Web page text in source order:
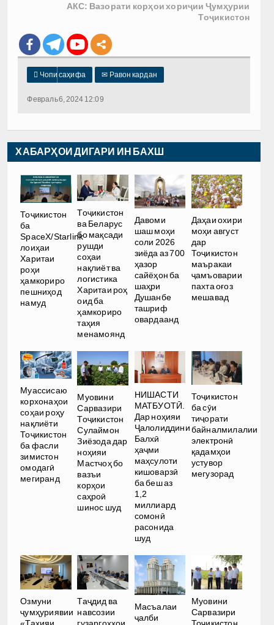
АКС: Вазорати корҳои хориҷии Ҷумҳурии
Тоҷикистон
 Чопи саҳифа ✉ Равон кардан
Февраль 6, 2024 12:09
ХАБАРҲОИ ДИГАРИ ИН БАХШ
Тоҷикистон
ба
SpaceX/Starlink
лоиҳаи
Харитаи
роҳи
ҳамкориро
пешниҳод
намуд
Тоҷикистон
ва Беларус
бо мақсади
рушди
соҳаи
нақлиёт ва
логистика
Харитаи роҳ
оид ба
ҳамкориро
таҳия
менамоянд
Давоми
шаш моҳи
соли 2026
зиёда аз 700
ҳазор
сайёҳон ба
шаҳри
Душанбе
ташриф
овардаанд
Даҳаи охири
моҳи август
дар
Тоҷикистон
маъракаи
ҷамъоварии
пахта оғоз
мешавад
Муассисаю
корхонаҳои
соҳаи роҳу
нақлиёти
Тоҷикистон
ба фасли
зимистон
омодагӣ
мегиранд
Муовини
Сарвазири
Тоҷикистон
Сулаймон
Зиёзода дар
ноҳияи
Мастчоҳ бо
вазъи
корҳои
саҳроӣ
шинос шуд
НИШАСТИ
МАТБУОТӢ.
Дар ноҳияи
Ҷалолиддини
Балхӣ
ҳаҷми
маҳсулоти
кишоварзӣ
ба беш аз
1,2
миллиард
сомонӣ
расонида
шуд
Тоҷикистон
ба сӯи
тиҷорати
байналмилалии
электронӣ
қадамҳои
устувор
мегузорад
Озмуни
ҷумҳуриявии
«Таҳияи
Таҷдид ва
навсозии
гузаргоҳҳои
Масъалаи
ҷалби
Муовини
Сарвазири
Тоҷикистон